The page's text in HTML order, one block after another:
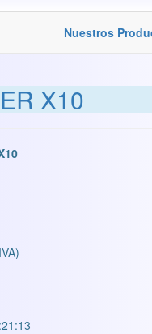
Nuestros
X10